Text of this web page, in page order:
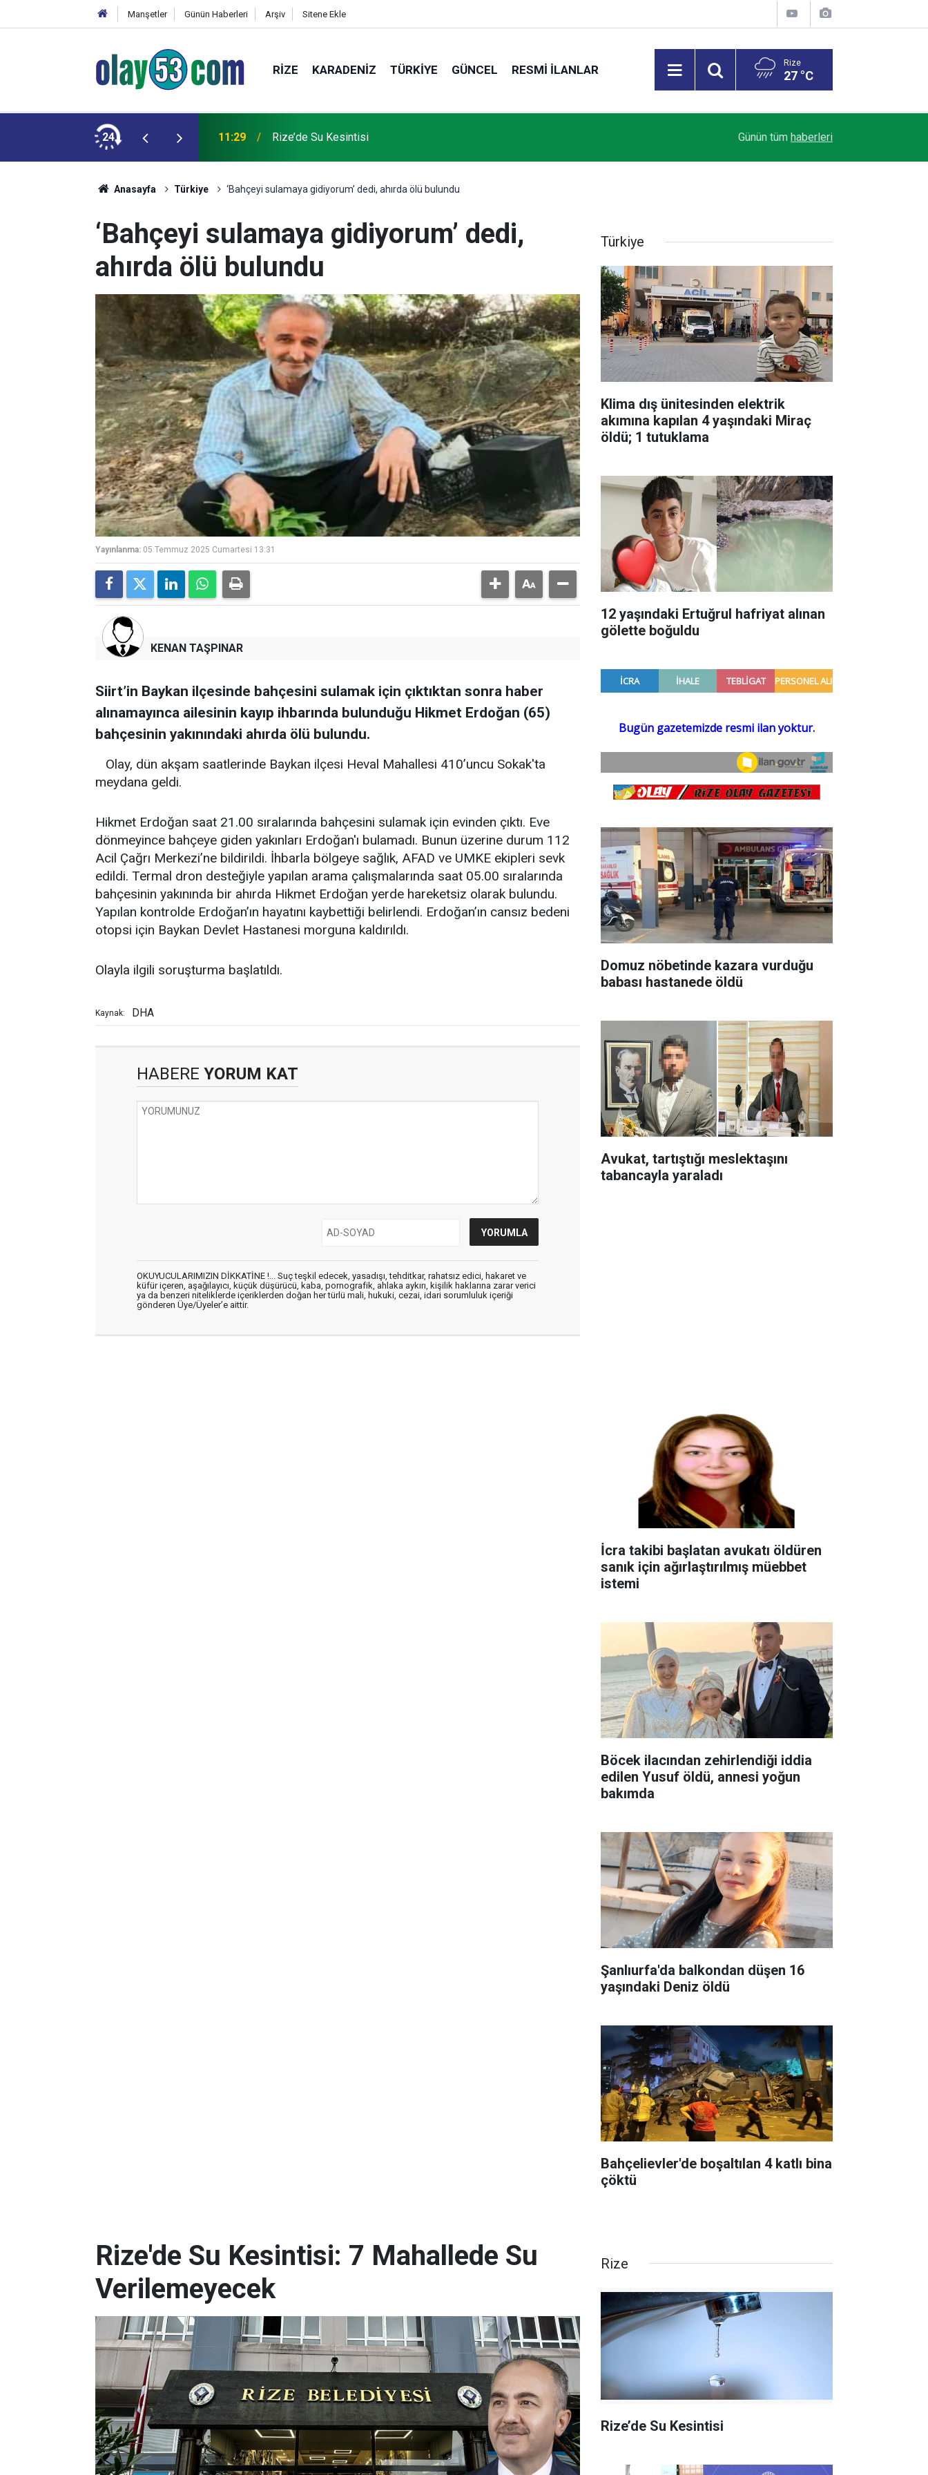
Manşetler Günün Haberleri Arşiv Sitene Ekle
RIZE KARADENIZ TÜRKIYE GÜNCEL RESMI İLANLAR Rize
27 °C
24
Su Verilemeyecek 11:29 Rize’de Su Kesintisi
Türk Futbolunun Temeline Darbe Vuruyor
Günün tüm haberleri
Anasayfa Türkiye ‘Bahçeyi sulamaya gidiyorum’ dedi, ahırda ölü bulundu
‘Bahçeyi sulamaya gidiyorum’ dedi,
ahırda ölü bulundu
Yayınlanma: 05 Temmuz 2025 Cumartesi 13:31
KENAN TAŞPINAR
Siirt’in Baykan ilçesinde bahçesini sulamak için çıktıktan sonra haber
alınamayınca ailesinin kayıp ihbarında bulunduğu Hikmet Erdoğan (65)
bahçesinin yakınındaki ahırda ölü bulundu.
Olay, dün akşam saatlerinde Baykan ilçesi Heval Mahallesi 410’uncu Sokak'ta
meydana geldi.
Hikmet Erdoğan saat 21.00 sıralarında bahçesini sulamak için evinden çıktı. Eve
dönmeyince bahçeye giden yakınları Erdoğan'ı bulamadı. Bunun üzerine durum 112
Acil Çağrı Merkezi’ne bildirildi. İhbarla bölgeye sağlık, AFAD ve UMKE ekipleri sevk
edildi. Termal dron desteğiyle yapılan arama çalışmalarında saat 05.00 sıralarında
bahçesinin yakınında bir ahırda Hikmet Erdoğan yerde hareketsiz olarak bulundu.
Yapılan kontrolde Erdoğan’ın hayatını kaybettiği belirlendi. Erdoğan’ın cansız bedeni
otopsi için Baykan Devlet Hastanesi morguna kaldırıldı.
Olayla ilgili soruşturma başlatıldı.
Kaynak: DHA
HABERE YORUM KAT
OKUYUCULARIMIZIN DİKKATİNE !... Suç teşkil edecek, yasadışı, tehditkar, rahatsız edici, hakaret ve
küfür içeren, aşağılayıcı, küçük düşürücü, kaba, pornografik, ahlaka aykırı, kişilik haklarına zarar verici
ya da benzeri niteliklerde içeriklerden doğan her türlü mali, hukuki, cezai, idari sorumluluk içeriği
gönderen Üye/Üyeler’e aittir.
Türkiye
Klima dış ünitesinden elektrik
akımına kapılan 4 yaşındaki Miraç
öldü; 1 tutuklama
12 yaşındaki Ertuğrul hafriyat alınan
gölette boğuldu
Domuz nöbetinde kazara vurduğu
babası hastanede öldü
Avukat, tartıştığı meslektaşını
tabancayla yaraladı
İcra takibi başlatan avukatı öldüren
sanık için ağırlaştırılmış müebbet
istemi
Böcek ilacından zehirlendiği iddia
edilen Yusuf öldü, annesi yoğun
bakımda
Şanlıurfa'da balkondan düşen 16
yaşındaki Deniz öldü
Bahçelievler'de boşaltılan 4 katlı bina
çöktü
Rize'de Su Kesintisi: 7 Mahallede Su
Verilemeyecek
Rize
Rize’de Su Kesintisi